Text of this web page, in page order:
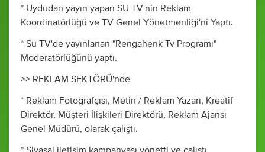
* Uydudan yayın yapan SU TV'nin Reklam
Koordinatörlüğü ve TV Genel Yönetmenliği'ni Yaptı.
* Su TV'de yayınlanan "Rengahenk Tv Programı"
Moderatörlüğünü yaptı.
>> REKLAM SEKTÖRÜ'nde
* Reklam Fotoğrafçısı, Metin / Reklam Yazarı, Kreatif
Direktör, Müşteri İlişkileri Direktörü, Reklam Ajansı
Genel Müdürü, olarak çalıştı.